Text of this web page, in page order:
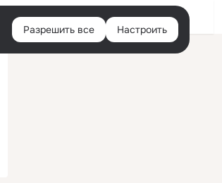
Войти
Разрешить все Настроить